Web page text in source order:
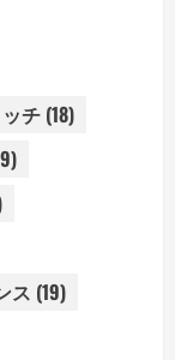
チ (18)
ス (19)